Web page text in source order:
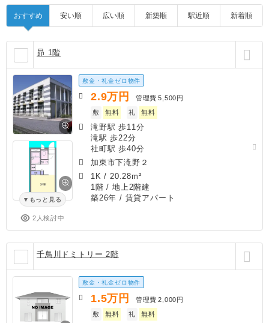
おすすめ 安い順 広い順 新築順 駅近順 新着順
昴 1階
もっと見る
2人検討中
敷金・礼金ゼロ物件
2.9万円 管理費 5,500円
敷
無料 礼 無料
滝野駅 歩11分
滝駅 歩22分
社町駅 歩40分
加東市下滝野２
1K / 20.28m²
1階 / 地上2階建
築26年 / 賃貸アパート
千鳥川ドミトリー 2階
敷金・礼金ゼロ物件
1.5万円 管理費 2,000円
敷
無料 礼 無料